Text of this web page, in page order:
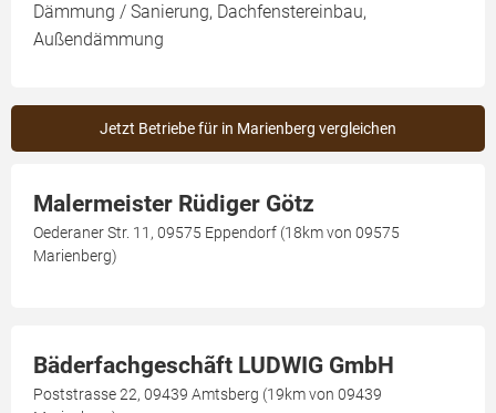
Dämmung / Sanierung, Dachfenstereinbau,
Außendämmung
Jetzt Betriebe für in Marienberg vergleichen
Malermeister Rüdiger Götz
Oederaner Str. 11, 09575 Eppendorf (18km von 09575
Marienberg)
Bäderfachgeschãft LUDWIG GmbH
Poststrasse 22, 09439 Amtsberg (19km von 09439